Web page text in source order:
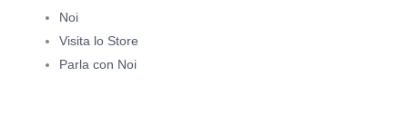
t
a
b
Noi
Visita lo Store
Parla con Noi